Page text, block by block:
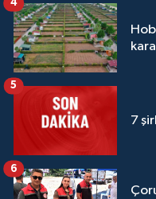
4
7
5
6